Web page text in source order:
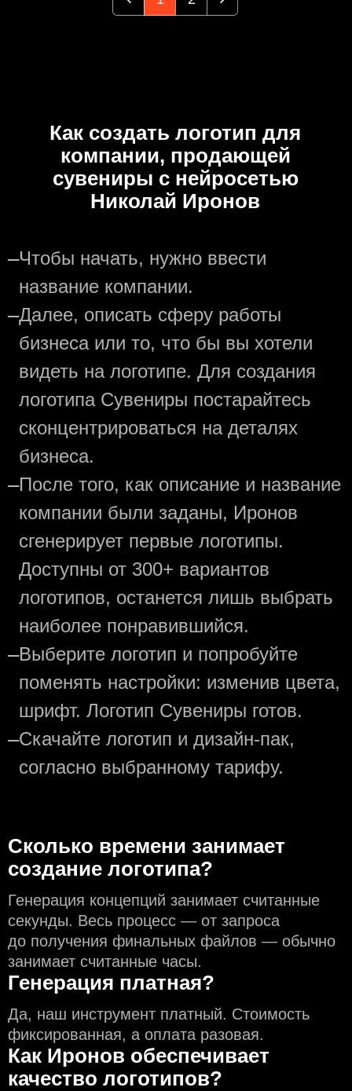
Как создать логотип для
компании, продающей
сувениры с нейросетью
Николай Иронов
—Чтобы начать, нужно ввести
название компании.
—Далее, описать сферу работы
бизнеса или то, что бы вы хотели
видеть на логотипе. Для создания
логотипа Сувениры постарайтесь
сконцентрироваться на деталях
бизнеса.
—После того, как описание и название
компании были заданы, Иронов
сгенерирует первые логотипы.
Доступны от 300+ вариантов
логотипов, останется лишь выбрать
наиболее понравившийся.
—Выберите логотип и попробуйте
поменять настройки: изменив цвета,
шрифт. Логотип Сувениры готов.
—Скачайте логотип и дизайн-пак,
согласно выбранному тарифу.
Сколько времени занимает
создание логотипа?
Генерация концепций занимает считанные
секунды. Весь процесс — от запроса
до получения финальных файлов — обычно
занимает считанные часы.
Генерация платная?
Да, наш инструмент платный. Стоимость
фиксированная, а оплата разовая.
Как Иронов обеспечивает
качество логотипов?